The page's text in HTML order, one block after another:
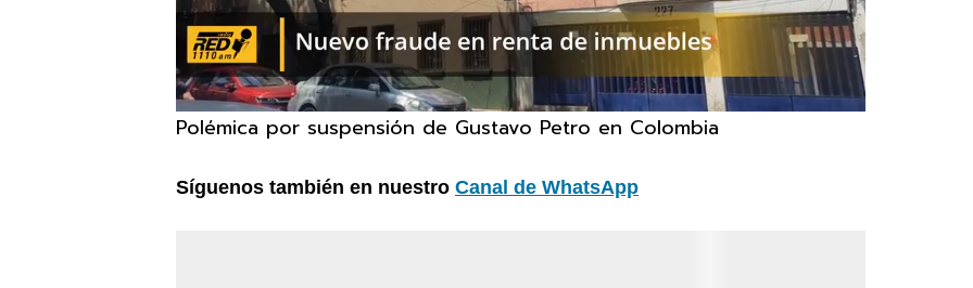
Polémica por suspensión de Gustavo Petro en Colombia
Síguenos también en nuestro Canal de WhatsApp